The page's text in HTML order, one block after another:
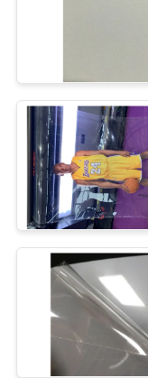
PRIVACY
POLICY